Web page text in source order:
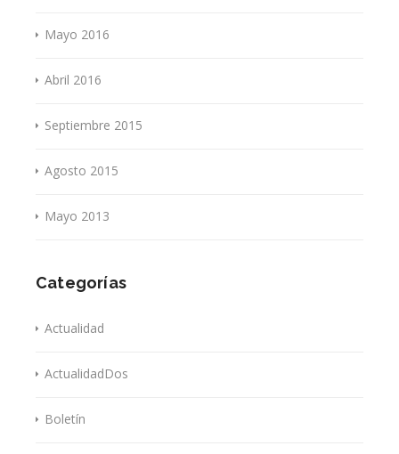
Mayo 2016
Abril 2016
Septiembre 2015
Agosto 2015
Mayo 2013
Categorías
Actualidad
ActualidadDos
Boletín